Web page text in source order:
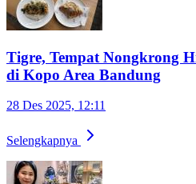
Tigre, Tempat Nongkrong
di Kopo Area Bandung
28 Des 2025, 12:11
Selengkapnya